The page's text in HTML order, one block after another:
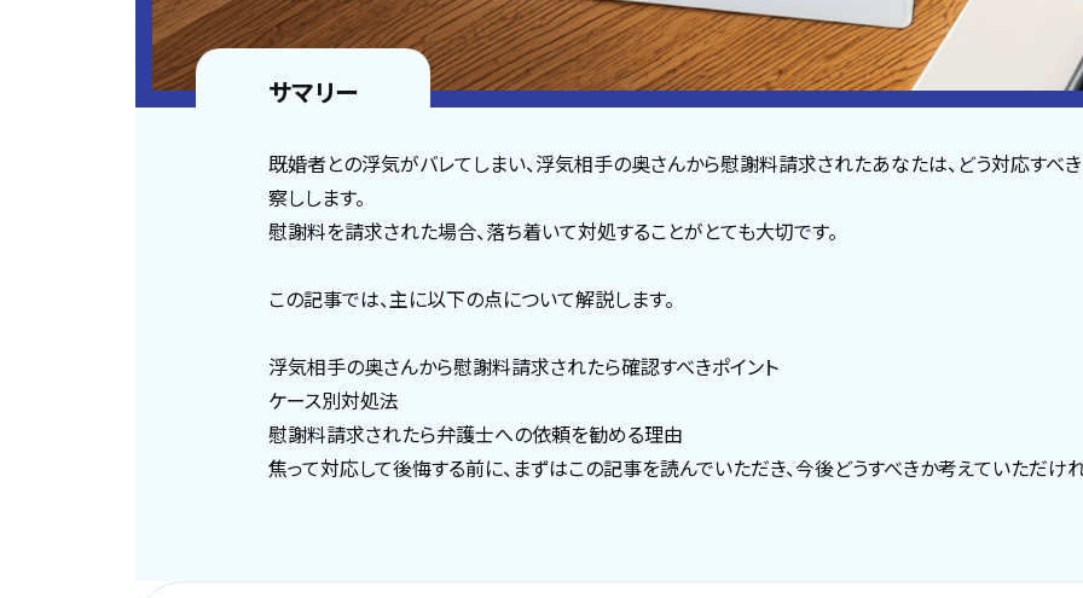
サマリー
既婚者との浮気がバレてしまい、浮気相手の奥さんから慰謝料請求されたあなたは、どう対応すべ
察しします。
慰謝料を請求された場合、落ち着いて対処することがとても大切です。
この記事では、主に以下の点について解説します。
浮気相手の奥さんから慰謝料請求されたら確認すべきポイント
ケース別対処法
慰謝料請求されたら弁護士への依頼を勧める理由
焦って対応して後悔する前に、まずはこの記事を読んでいただき、今後どうすべきか考えていただけ